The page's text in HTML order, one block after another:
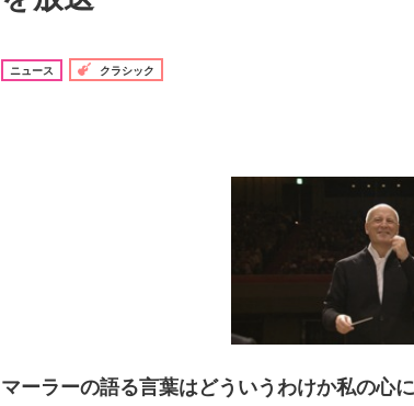
ニュース クラシック
マーラーの語る言葉はどういうわけか私の心